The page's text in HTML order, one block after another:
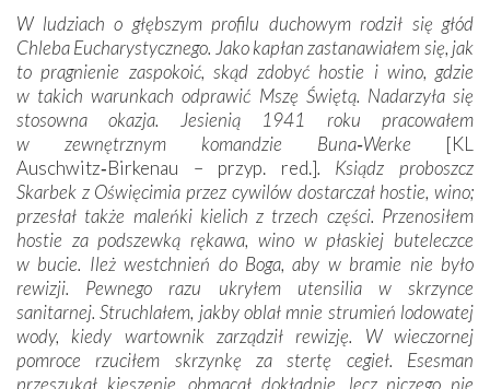
W ludziach o głębszym profilu duchowym rodził się głód
Chleba Eucharystycznego. Jako kapłan zastanawiałem się, jak
to pragnienie zaspokoić, skąd zdobyć hostie i wino, gdzie
w takich warunkach odprawić Mszę Świętą. Nadarzyła się
stosowna okazja. Jesienią 1941 roku pracowałem
w zewnętrznym komandzie Buna‑Werke [KL
Auschwitz‑Birkenau – przyp. red.]. Ksiądz proboszcz
Skarbek z Oświęcimia przez cywilów dostarczał hostie, wino;
przesłał także maleńki kielich z trzech części. Przenosiłem
hostie za podszewką rękawa, wino w płaskiej buteleczce
w bucie. Ileż westchnień do Boga, aby w bramie nie było
rewizji. Pewnego razu ukryłem utensilia w skrzynce
sanitarnej. Struchlałem, jakby oblał mnie strumień lodowatej
wody, kiedy wartownik zarządził rewizję. W wieczornej
pomroce rzuciłem skrzynkę za stertę cegieł. Esesman
przeszukał kieszenie, obmacał dokładnie, lecz niczego nie